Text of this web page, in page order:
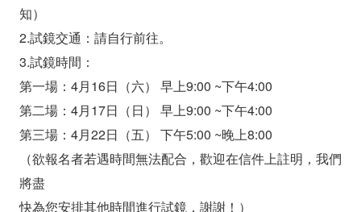
知）
2.試鏡交通：請自行前往。
3.試鏡時間：
第一場：4月16日（六） 早上9:00 ~下午4:00
第二場：4月17日（日） 早上9:00 ~下午4:00
第三場：4月22日（五） 下午5:00 ~晚上8:00
（欲報名者若遇時間無法配合，歡迎在信件上註明，我們
將盡
快為您安排其他時間進行試鏡，謝謝！）